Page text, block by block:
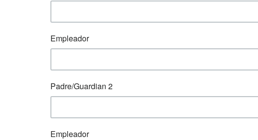
Empleador
Padre/Guardian 2
Empleador